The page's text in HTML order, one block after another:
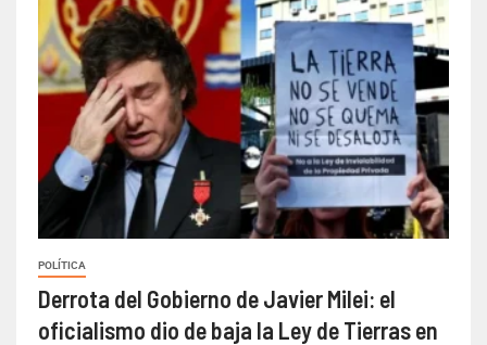
POLÍTICA
Derrota del Gobierno de Javier Milei: el
oficialismo dio de baja la Ley de Tierras en